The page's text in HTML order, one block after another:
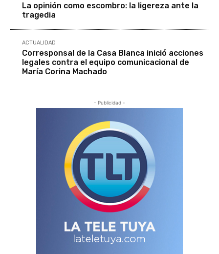
La opinión como escombro: la ligereza ante la
tragedia
ACTUALIDAD
Corresponsal de la Casa Blanca inició acciones
legales contra el equipo comunicacional de
María Corina Machado
- Publicidad -